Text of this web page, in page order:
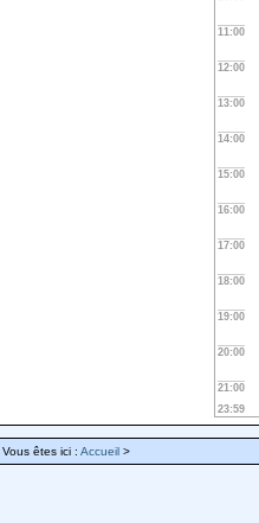
11:00
12:00
13:00
14:00
15:00
16:00
17:00
18:00
19:00
20:00
21:00
23:59
Vous êtes ici : Accueil >